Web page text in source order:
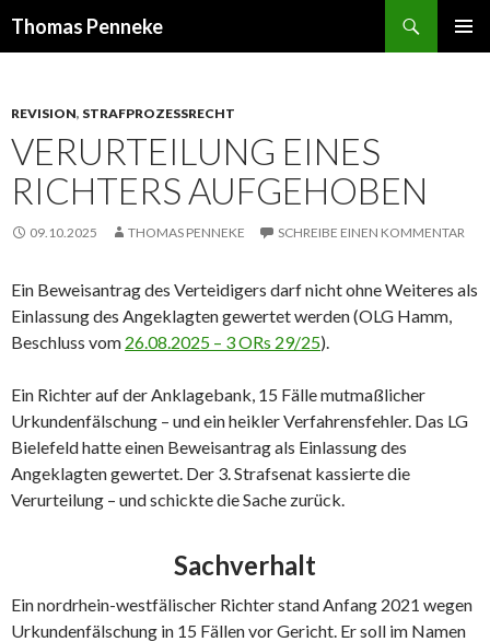
Thomas Penneke
REVISION, STRAFPROZESSRECHT
VERURTEILUNG EINES
RICHTERS AUFGEHOBEN
09.10.2025 THOMAS PENNEKE SCHREIBE EINEN KOMMENTAR
Ein Beweis­antrag des Verteidigers darf nicht ohne Weiteres als
Einlassung des Angeklagten gewertet werden (OLG Hamm,
Beschluss vom 26.08.2025 – 3 ORs 29/25).
Ein Richter auf der Anklagebank, 15 Fälle mutmaßlicher
Urkundenfälschung – und ein heikler Verfahrensfehler. Das LG
Bielefeld hatte einen Beweisantrag als Einlassung des
Angeklagten gewertet. Der 3. Strafsenat kassierte die
Verurteilung – und schickte die Sache zurück.
Sachverhalt
Ein nordrhein-westfälischer Richter stand Anfang 2021 wegen
Urkundenfälschung in 15 Fällen vor Gericht. Er soll im Namen